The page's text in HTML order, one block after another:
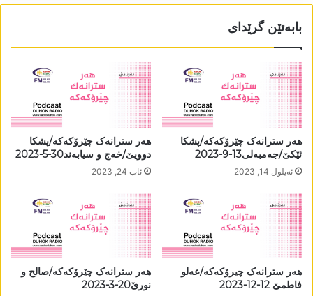
بابەتێن گرێدای
ھەر سترانەک چێرۆکەکە/پشکا
ئێکێ/جەمبەلی13-9-2023
ئه‌یلول 14, 2023
ھەر سترانەک چێرۆکەکە/پشکا
دوویێ/خەج و سیابەند30-5-2023
ئاب 24, 2023
ھەر سترانەک چیرۆکەکە/عەلو
فاطمێ 12-12-2023
ھەر سترانەک چێرۆکەکە/صالح و
نورێ20-3-2023